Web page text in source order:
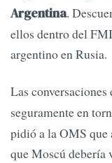
Argentina.
ellos dentro del
argentino en Rusia.
Las conversaciones
seguramente en
pidió a la OMS que
que Moscú debería